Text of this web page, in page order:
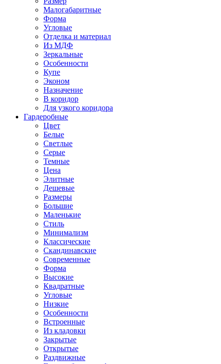
Малогабаритные
Форма
Угловые
Отделка и материал
Из МДФ
Зеркальные
Особенности
Купе
Эконом
Назначение
В коридор
Для узкого коридора
Гардеробные
Цвет
Белые
Светлые
Серые
Темные
Цена
Элитные
Дешевые
Размеры
Большие
Маленькие
Стиль
Минимализм
Классические
Скандинавские
Современные
Форма
Высокие
Квадратные
Угловые
Низкие
Особенности
Встроенные
Из кладовки
Закрытые
Открытые
Раздвижные